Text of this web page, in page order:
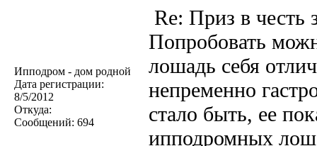
Ипподром - дом родной
Дата регистрации:
8/5/2012
Откуда:
Сообщений: 694
Re: Приз в честь
Попробовать
лошадь себя
непременно
стало быть, ее
ипподромных